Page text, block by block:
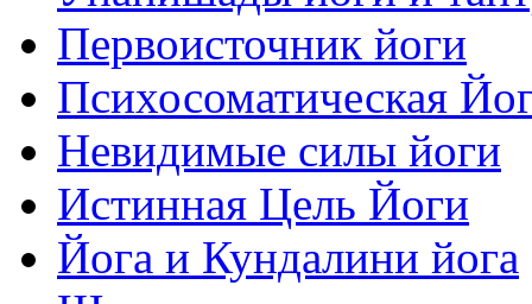
Первоисточник йоги
Психосоматическая
Невидимые силы йоги
Истинная Цель Йоги
Йога и Кундалини йога